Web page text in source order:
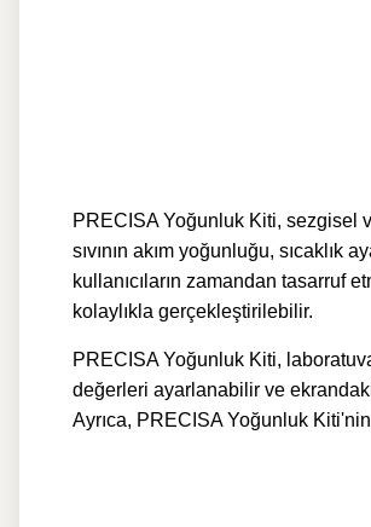
PRECISA Yoğunluk Kiti, sezgisel
sıvının akım yoğunluğu,
kullanıcıların zamandan tasarruf
kolaylıkla gerçekleştirilebilir.
PRECISA Yoğunluk Kiti,
değerleri ayarlanabilir ve
Ayrıca, PRECISA Yoğunluk Kiti'nin